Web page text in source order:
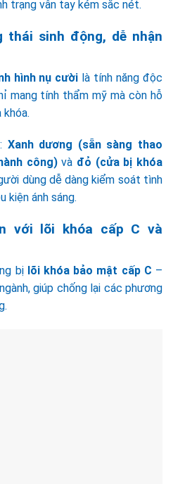
trạng vân tay kém sắc nét.
thái sinh động, dễ nhận
hình nụ cười là tính năng độc
mang tính thẩm mỹ mà còn hỗ
Xanh dương (sẵn sàng thao
công)và đỏ (cửa bị khóa
dùng dễ dàng kiểm soát tình
kiện ánh sáng.
với lõi khóa cấp C và
bị lõi khóa bảo mật cấp C –
giúp chống lại các phương